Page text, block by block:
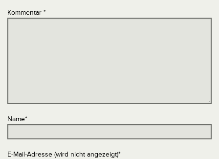
Kommentar *
Name*
E-Mail-Adresse (wird nicht angezeigt)*